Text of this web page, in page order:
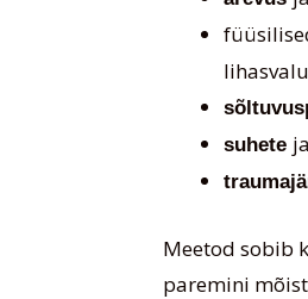
suhete ja
Meetod sobib
paremini